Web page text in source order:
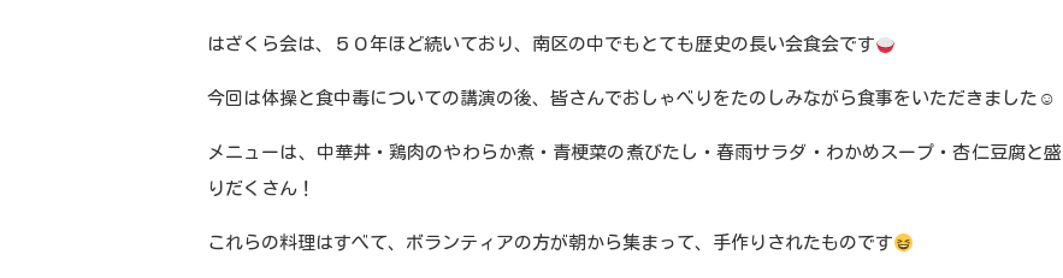
はざくら会は、５０年ほど続いており、南区の中でもとても歴史の長い会食会です
今回は体操と食中毒についての講演の後、皆さんでおしゃべりをたのしみながら食事をいただきました☺
メニューは、中華丼・鶏肉のやわらか煮・青梗菜の煮びたし・春雨サラダ・わかめスープ・杏仁豆腐と盛
りだくさん！
これらの料理はすべて、ボランティアの方が朝から集まって、手作りされたものです